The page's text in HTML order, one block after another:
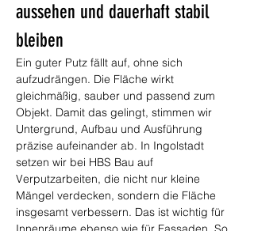
aussehen und dauerhaft stabil
bleiben
Ein guter Putz fällt auf, ohne sich
aufzudrängen. Die Fläche wirkt
gleichmäßig, sauber und passend zum
Objekt. Damit das gelingt, stimmen wir
Untergrund, Aufbau und Ausführung
präzise aufeinander ab. In Ingolstadt
setzen wir bei HBS Bau auf
Verputzarbeiten, die nicht nur kleine
Mängel verdecken, sondern die Fläche
insgesamt verbessern. Das ist wichtig für